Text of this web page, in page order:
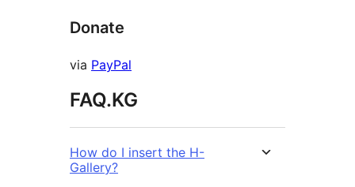
Donate
via PayPal
FAQ.KG
How do I insert the H-
Gallery?